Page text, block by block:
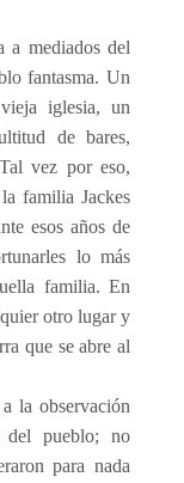
a mediados del
fantasma. Un
iglesia, un
de bares,
vez por eso,
familia Jackes
esos años de
lo más
familia. En
otro lugar y
que se abre al
la observación
del pueblo; no
para nada